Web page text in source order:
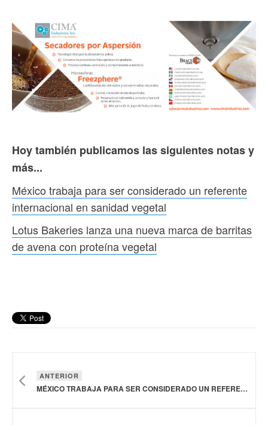
Hoy también publicamos las siguientes notas y
más...
México trabaja para ser considerado un referente
internacional en sanidad vegetal
Lotus Bakeries lanza una nueva marca de barritas
de avena con proteína vegetal
ANTERIOR
MÉXICO TRABAJA PARA SER CONSIDERADO UN REFERENTE INTERNACIONAL EN SANIDAD VEGETAL